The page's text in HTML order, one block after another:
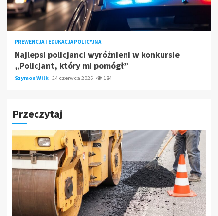
PREWENCJA I EDUKACJA POLICYJNA
Najlepsi policjanci wyróżnieni w konkursie
„Policjant, który mi pomógł”
Szymon Wilk 24 czerwca 2026 184
Przeczytaj